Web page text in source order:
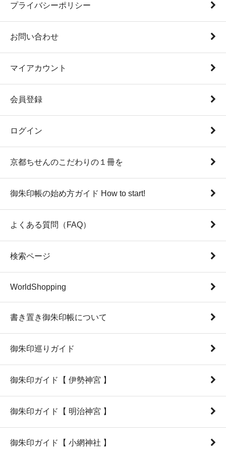
プライバシーポリシー
お問い合わせ
マイアカウント
会員登録
ログイン
京都ちせんのこだわりの１冊を
御朱印帳の始め方ガイド How to start!
よくある質問（FAQ）
検索ページ
WorldShopping
書き置き御朱印帳について
御朱印巡りガイド
御朱印ガイド【 伊勢神宮 】
御朱印ガイド【 明治神宮 】
御朱印ガイド【 小網神社 】